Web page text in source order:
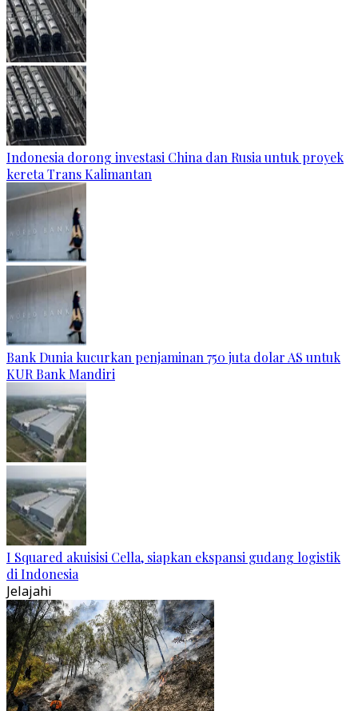
Indonesia dorong investasi China dan Rusia untuk proyek
kereta Trans Kalimantan
Bank Dunia kucurkan penjaminan 750 juta dolar AS untuk
KUR Bank Mandiri
I Squared akuisisi Cella, siapkan ekspansi gudang logistik
di Indonesia
Jelajahi